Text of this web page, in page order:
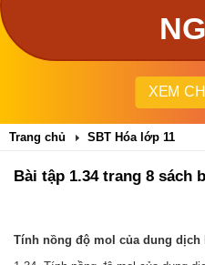
XEM
Trang chủ SBT Hóa lớp 11
Bài tập 1.34 trang 8 sách
Tính nồng độ mol của dung dịch